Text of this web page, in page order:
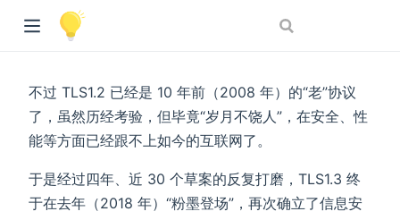
不过 TLS1.2 已经是 10 年前（2008 年）的“老”协议
了，虽然历经考验，但毕竟“岁月不饶人”，在安全、性
能等方面已经跟不上如今的互联网了。
于是经过四年、近 30 个草案的反复打磨，TLS1.3 终
于在去年（2018 年）“粉墨登场”，再次确立了信息安